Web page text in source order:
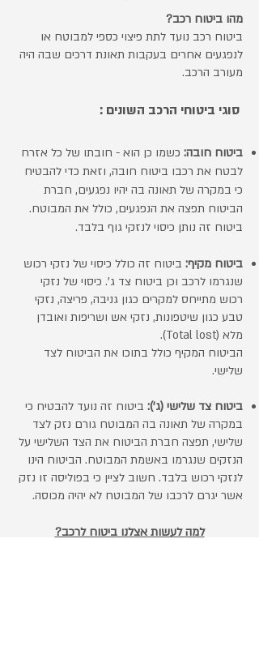
מהו ביטוח רכב?
ביטוח רכב נועד לתת פיצוי כספי למבוטח או
לנפגעים אחרים בעקבות תאונת דרכים שבה היה
מעורב הרכב.
סוגי ביטוחי הרכב השונים :
ביטוח חובה: כשמו כן הוא - חובתו של כל אזרח
לבטח את רכבו ביטוח חובה, וזאת כדי להבטיח
כי במקרה של תאונה בה יהיו נפגעים, חברת
הביטוח תפצה את הנפגעים, כולל את המבוטח.
ביטוח זה נותן כיסוי לנזקי גוף בלבד.
ביטוח מקיף: ביטוח זה כולל כיסוי של נזקי רכוש
שנגרמו לרכב וכן ביטוח צד ג'. כיסוי של נזקי
רכוש מתייחס למקרים כגון גניבה, פריצה, נזקי
טבע כגון שיטפונות, נזקי אש ושריפות ואובדן
מלא (Total lost).
הביטוח המקיף כולל בתוכו את הביטוח לצד
שלישי.
ביטוח צד שלישי (ג'): ביטוח זה נועד להבטיח כי
במקרה של תאונה בה המבוטח גורם נזק לצד
שלישי, תפצה חברת הביטוח את הצד השלישי על
הנזקים שנגרמו באשמת המבוטח. הביטוח הינו
לנזקי רכוש בלבד. חשוב לציין כי בפוליסה זו נזק
אשר יגרם לרכבו של המבוטח לא יהיה מכוסה.
למה לעשות אצלנו ביטוח לרכב?